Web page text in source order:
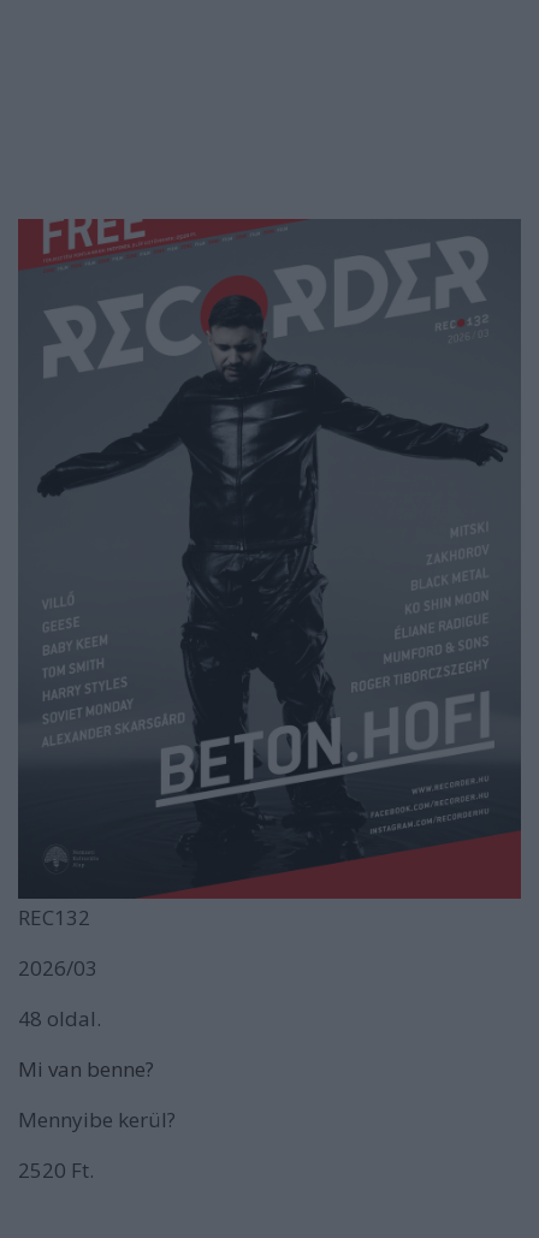
REC132
2026/03
48 oldal.
Mi van benne?
Mennyibe kerül?
2520 Ft.